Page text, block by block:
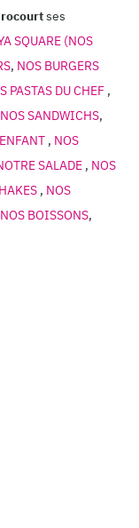
ses
SQUARE (NOS
, NOS BURGERS
PASTAS DU CHEF ,
NOS SANDWICHS,
, NOS
SALADE , NOS
, NOS
NOS BOISSONS,